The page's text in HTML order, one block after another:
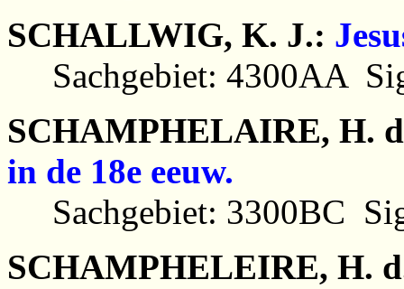
SCHALLWIG, K. J.:
Sachgebiet: 4300AA
SCHAMPHELAIRE, H.
in de 18e eeuw.
Sachgebiet: 3300BC
SCHAMPHELEIRE, H.